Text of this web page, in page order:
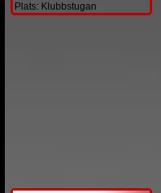
Plats: Klubbstugan